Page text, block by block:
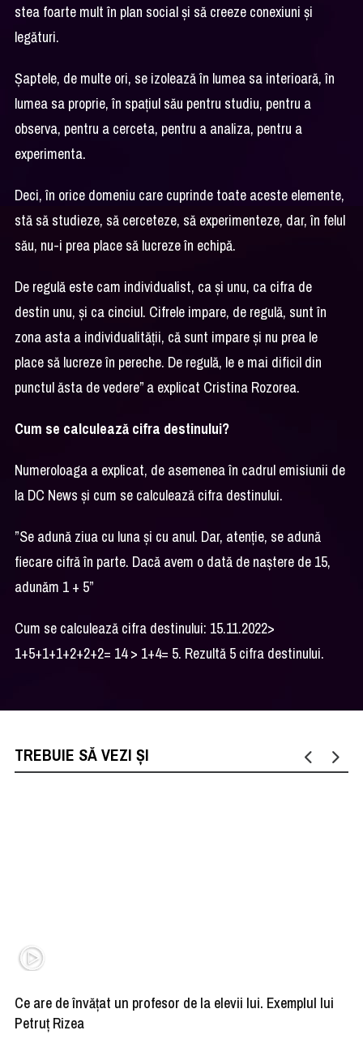
stea foarte mult în plan social și să creeze conexiuni și
legături.
Șaptele, de multe ori, se izolează în lumea sa interioară, în
lumea sa proprie, în spațiul său pentru studiu, pentru a
observa, pentru a cerceta, pentru a analiza, pentru a
experimenta.
Deci, în orice domeniu care cuprinde toate aceste elemente,
stă să studieze, să cerceteze, să experimenteze, dar, în felul
său, nu-i prea place să lucreze în echipă.
De regulă este cam individualist, ca și unu, ca cifra de
destin unu, și ca cinciul. Cifrele impare, de regulă, sunt în
zona asta a individualității, că sunt impare și nu prea le
place să lucreze în pereche. De regulă, le e mai dificil din
punctul ăsta de vedere” a explicat Cristina Rozorea.
Cum se calculează cifra destinului?
Numeroloaga a explicat, de asemenea în cadrul emisiunii de
la DC News și cum se calculează cifra destinului.
”Se adună ziua cu luna și cu anul. Dar, atenție, se adună
fiecare cifră în parte. Dacă avem o dată de naștere de 15,
adunăm 1 + 5”
Cum se calculează cifra destinului: 15.11.2022>
1+5+1+1+2+2+2= 14 > 1+4= 5. Rezultă 5 cifra destinului.
TREBUIE SĂ VEZI ȘI
Ce are de învățat un profesor de la elevii lui. Exemplul lui
Petruț Rizea